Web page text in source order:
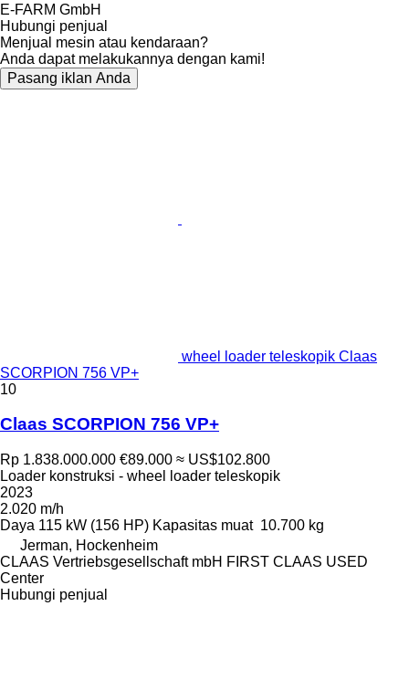
E-FARM GmbH
Hubungi penjual
Menjual mesin atau kendaraan?
Anda dapat melakukannya dengan kami!
Pasang iklan Anda
wheel loader teleskopik Claas
SCORPION 756 VP+
10
Claas SCORPION 756 VP+
Rp 1.838.000.000 €89.000 ≈ US$102.800
Loader konstruksi - wheel loader teleskopik
2023
2.020 m/h
Daya 115 kW (156 HP) Kapasitas muat 10.700 kg
Jerman, Hockenheim
CLAAS Vertriebsgesellschaft mbH FIRST CLAAS USED
Center
Hubungi penjual